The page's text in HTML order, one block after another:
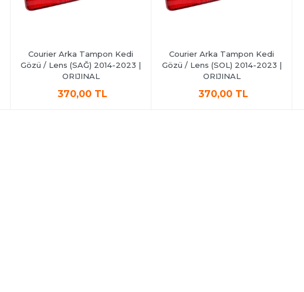
Courier Arka Tampon Kedi
Gözü / Lens (SAĞ) 2014-2023 |
ORIJINAL
370,00 TL
Courier Arka Tampon Kedi
Gözü / Lens (SOL) 2014-2023 |
ORIJINAL
370,00 TL